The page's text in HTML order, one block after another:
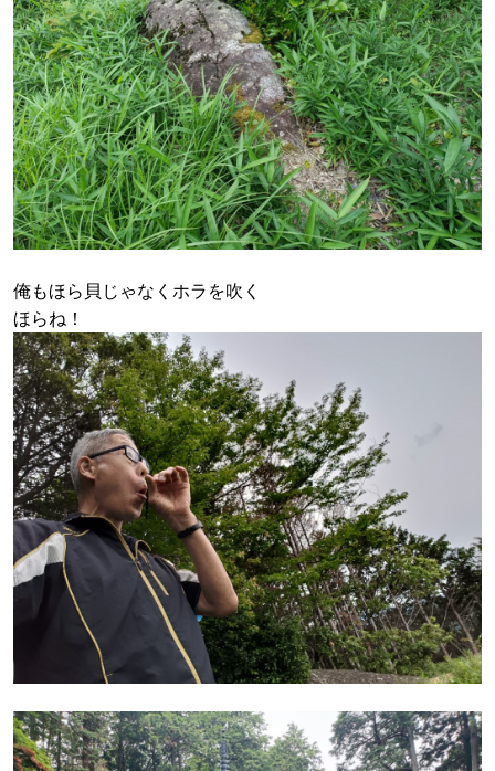
俺もほら貝じゃなくホラを吹く
ほらね！